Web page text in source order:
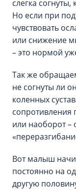
слегка
Но если при
чувствовать
или снижение
– это нормой
Так же
не согнуты ли
коленных
сопротивления
или наоборот –
Вот малыш
постоянно на
другую